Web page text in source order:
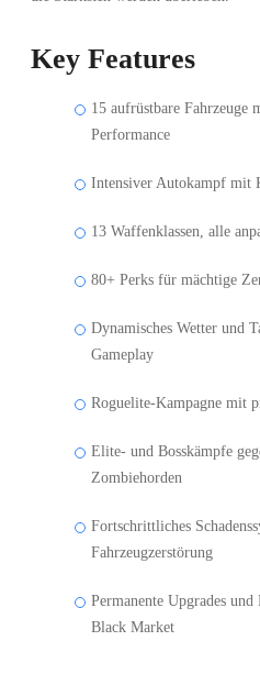
Key Features
15 aufrüstbare Fahrzeuge
Performance
Intensiver Autokampf mit
13 Waffenklassen, alle
80+ Perks für mächtige
Dynamisches Wetter und
Gameplay
Roguelite-Kampagne mit
Elite- und Bosskämpfe
Zombiehorden
Fortschrittliches
Fahrzeugzerstörung
Permanente Upgrades
Black Market